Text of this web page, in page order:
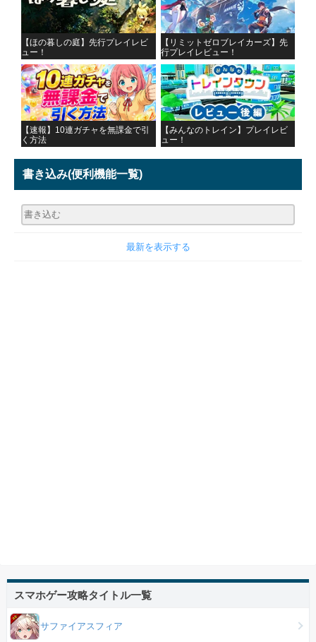
【ほの暮しの庭】先行プレイレビ
ュー！
【リミットゼロブレイカーズ】先
行プレイレビュー！
【速報】10連ガチャを無課金で引
く方法
【みんなのトレイン】プレイレビ
ュー！
書き込み(便利機能一覧)
最新を表示する
スマホゲー攻略タイトル一覧
サファイアスフィア